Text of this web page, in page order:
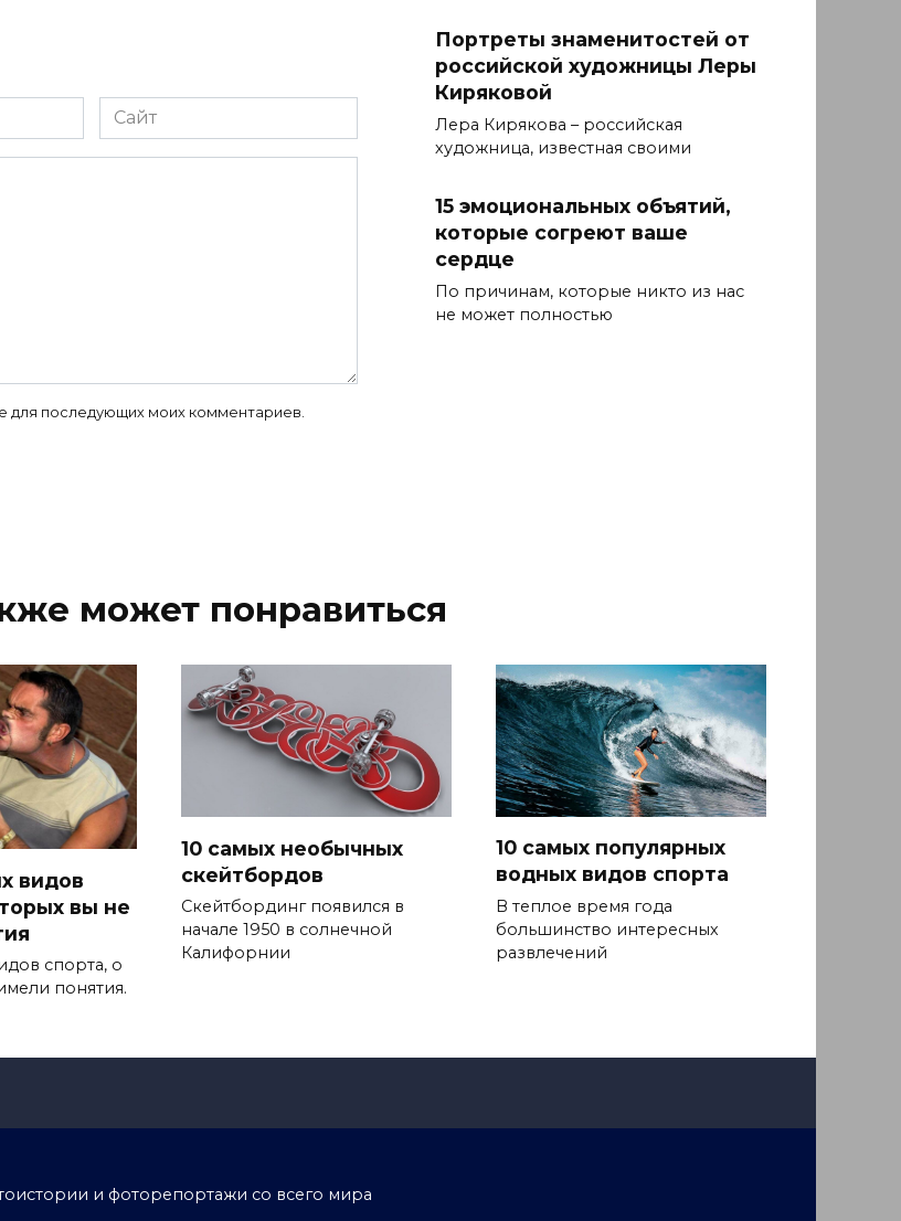
Сайт
для последующих моих комментариев.
Портреты знаменитостей от
российской художницы Леры
Киряковой
Лера Кирякова – российская
художница, известная своими
15 эмоциональных объятий,
которые согреют ваше
сердце
По причинам, которые никто из нас
не может полностью
может понравиться
видов
вы не
спорта, о
понятия.
10 самых необычных
скейтбордов
Скейтбординг появился в
начале 1950 в солнечной
Калифорнии
10 самых популярных
водных видов спорта
В теплое время года
большинство интересных
развлечений
и фоторепортажи со всего мира